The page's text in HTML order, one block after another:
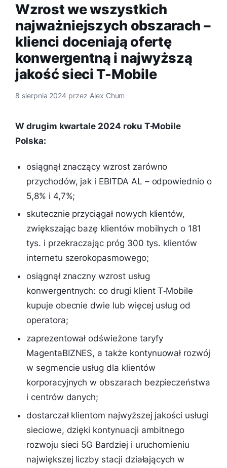
Wzrost we wszystkich
najważniejszych obszarach –
klienci doceniają ofertę
konwergentną i najwyższą
jakość sieci T-Mobile
8 sierpnia 2024 przez Alex Chum
W drugim kwartale 2024 roku T‑Mobile
Polska:
osiągnął znaczący wzrost zarówno
przychodów, jak i EBITDA AL – odpowiednio o
5,8% i 4,7%;
skutecznie przyciągał nowych klientów,
zwiększając bazę klientów mobilnych o 181
tys. i przekraczając próg 300 tys. klientów
internetu szerokopasmowego;
osiągnął znaczny wzrost usług
konwergentnych: co drugi klient T‑Mobile
kupuje obecnie dwie lub więcej usług od
operatora;
zaprezentował odświeżone taryfy
MagentaBIZNES, a także kontynuował rozwój
w segmencie usług dla klientów
korporacyjnych w obszarach bezpieczeństwa
i centrów danych;
dostarczał klientom najwyższej jakości usługi
sieciowe, dzięki kontynuacji ambitnego
rozwoju sieci 5G Bardziej i uruchomieniu
największej liczby stacji działających w